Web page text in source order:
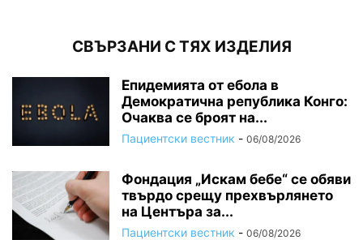
СВЪРЗАНИ С ТЯХ ИЗДЕЛИЯ
Епидемията от ебола в
Демократична република Конго:
Очаква се броят на...
Пациентски вестник - 06/08/2026
Фондация „Искам бебе“ се обяви
твърдо срещу прехвърлянето
на Центъра за...
Пациентски вестник - 06/08/2026